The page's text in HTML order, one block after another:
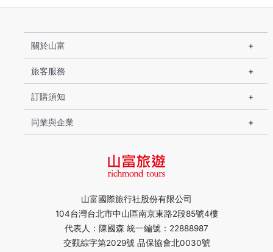
山富國際旅行社股份有限公司
104台灣台北市中山區南京東路2段85號4樓
代表人：陳國森 統一編號：22888987
交觀綜字第2029號 品保協會北0030號
關於山富
旅客服務
訂購須知
同業與企業